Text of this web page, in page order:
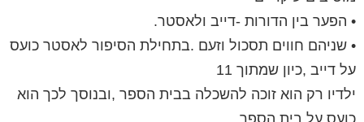
• הפער בין הדורות -דייב ולאסטר.
• שניהם חווים תסכול וזעם .בתחילת הסיפור לאסטר כועס
על דייב ,כיון שמתוך 11
ילדיו רק הוא זוכה להשכלה בבית הספר ,ובנוסך לכך הוא